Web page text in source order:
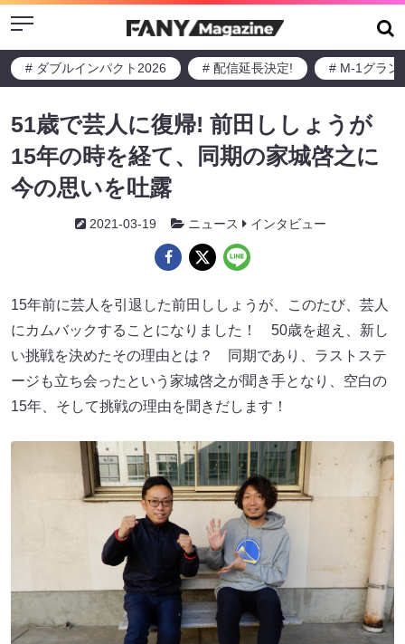
Menu
# ダブルインパクト2026 # 配信延長決定! # M-1グラン
51歳で芸人に復帰! 前田ししょうが
15年の時を経て、同期の家城啓之に
今の思いを吐露
2021-03-19 ニュース インタビュー
15年前に芸人を引退した前田ししょうが、このたび、芸人
にカムバックすることになりました！ 50歳を超え、新し
い挑戦を決めたその理由とは？ 同期であり、ラストステ
ージも立ち会ったという家城啓之が聞き手となり、空白の
15年、そして挑戦の理由を聞きだします！